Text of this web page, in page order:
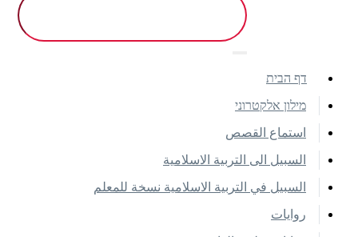
דף הבית
מילון אלקטרוני
استماع القصص
السبيل الى التربية الاسلامية
السبيل في التربية الاسلامية نسخة للمعلم
روايات